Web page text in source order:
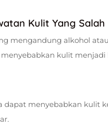
Kulit Yang Salah
mengandung alkohol
kulit menjadi
dapat menyebabkan kulit